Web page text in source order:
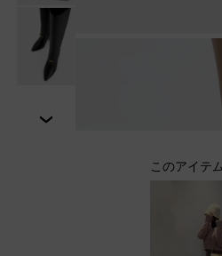
次
このアイテ